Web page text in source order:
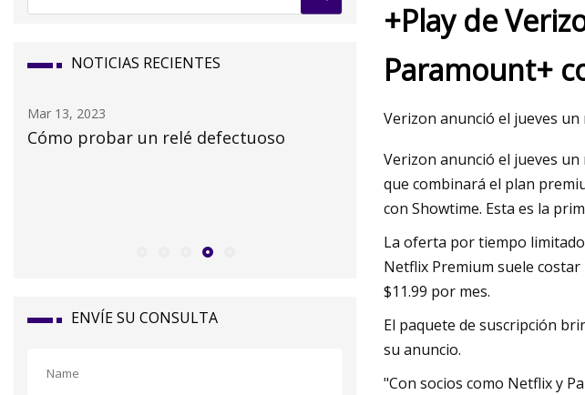
NOTICIAS RECIENTES
Mar 13, 2023
Cómo probar un relé defectuoso
Mar 15, 2023
un trabajo de tapa y qué
tapas de filtro?
ENVÍE SU CONSULTA
+Play de
Paramount+
Verizon anunció el jueves
Verizon anunció el jueves
que combinará el plan
con Showtime. Esta es la
La oferta por tiempo
Netflix Premium suele
$11.99 por mes.
El paquete de suscripción
su anuncio.
"Con socios como Netflix y